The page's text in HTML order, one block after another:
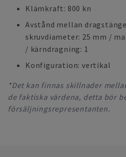
Klämkraft: 800 kn
Avstånd mellan
skruvdiameter: 25 mm /
/ kärndragning: 1
Konfiguration: vertikal
*Det kan finnas skillnader
de faktiska värdena, detta bör
försäljningsrepresentanten.